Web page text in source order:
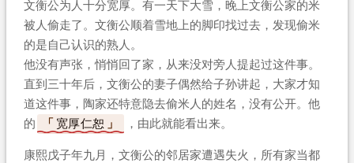
文衡公为人十分宽厚。有一天下大雪，晚上文衡公家的米
被人偷走了。文衡公顺着雪地上的脚印找过去，发现偷米
的是自己认识的熟人。
他没有声张，悄悄回了家，从来没对旁人提起过这件事。
直到三十年后，文衡公的妻子偶然给子孙讲起，大家才知
道这件事，陶家还特意隐去偷米人的姓名，没有公开。他
的
宽厚仁恕 ，由此就能看出来。
康熙戊子年九月，文衡公的邻居家遭遇失火，所有家当都